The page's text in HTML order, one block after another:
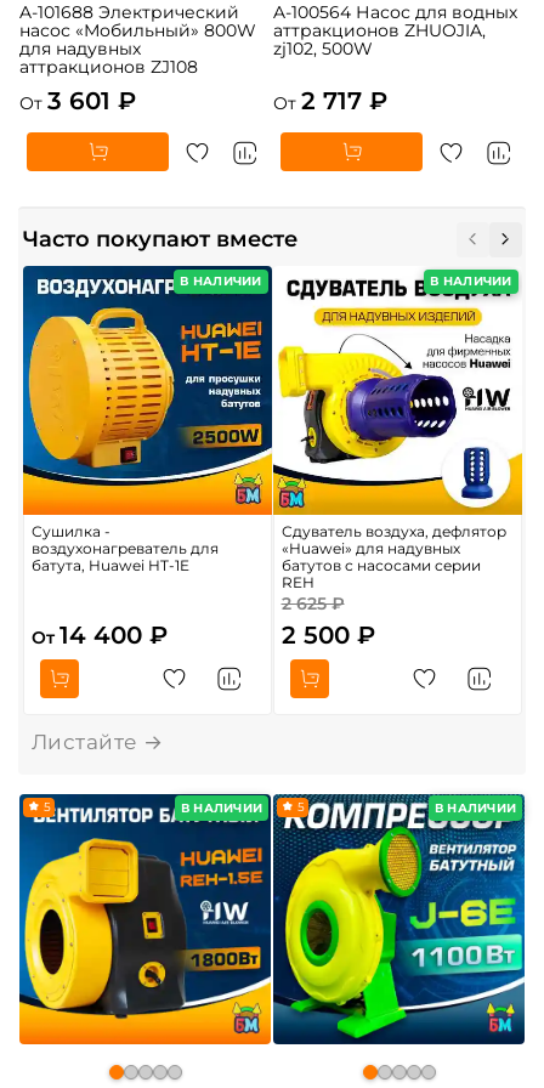
A-101688 Электрический
насос «Мобильный» 800W
для надувных
аттракционов ZJ108
От 3 601 ₽
A-100564 Насос для водных
аттракционов ZHUOJIA,
zj102, 500W
От 2 717 ₽
Часто покупают вместе
В НАЛИЧИИ
Сушилка -
воздухонагреватель для
батута, Huawei HT-1E
От 14 400 ₽
В НАЛИЧИИ
Сдуватель воздуха, дефлятор
«Huawei» для надувных
батутов с насосами серии
REH
2 625 ₽
2 500 ₽
В НАЛИЧИИ
5 В НАЛИЧИИ
5